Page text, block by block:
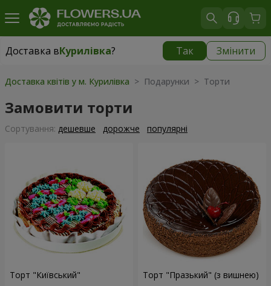
Доставка вКурилівка? Так Змінити
Доставка вКурилівка|
Доставка квітів у м. Курилівка > Подарунки > Торти
Замовити торти
Сортування: дешевше дорожче популярні
Торт "Київський" Торт "Празький" (з вишнею)